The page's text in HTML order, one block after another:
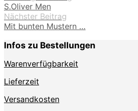
S.Oliver Men
Nächster Beitrag
Mit bunten Mustern …
Infos zu Bestellungen
Warenverfügbarkeit
Lieferzeit
Versandkosten